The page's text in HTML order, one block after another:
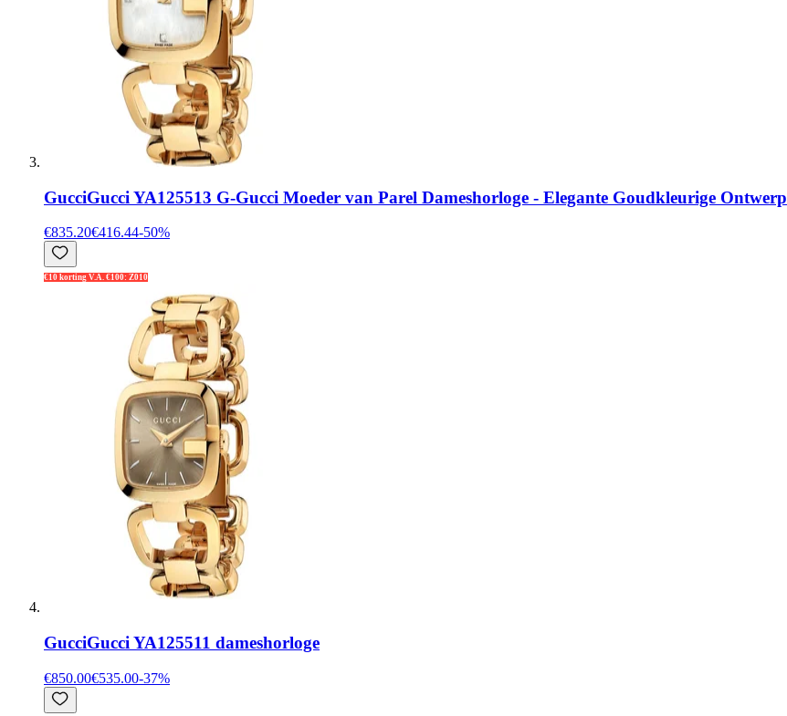
GucciGucci YA125513 G-Gucci Moeder van Parel Dameshorloge - Elegante Goudkleurige Ontwerp
€835.20€416.44-50%
€10 korting V.A. €100: Z010
GucciGucci YA125511 dameshorloge
€850.00€535.00-37%